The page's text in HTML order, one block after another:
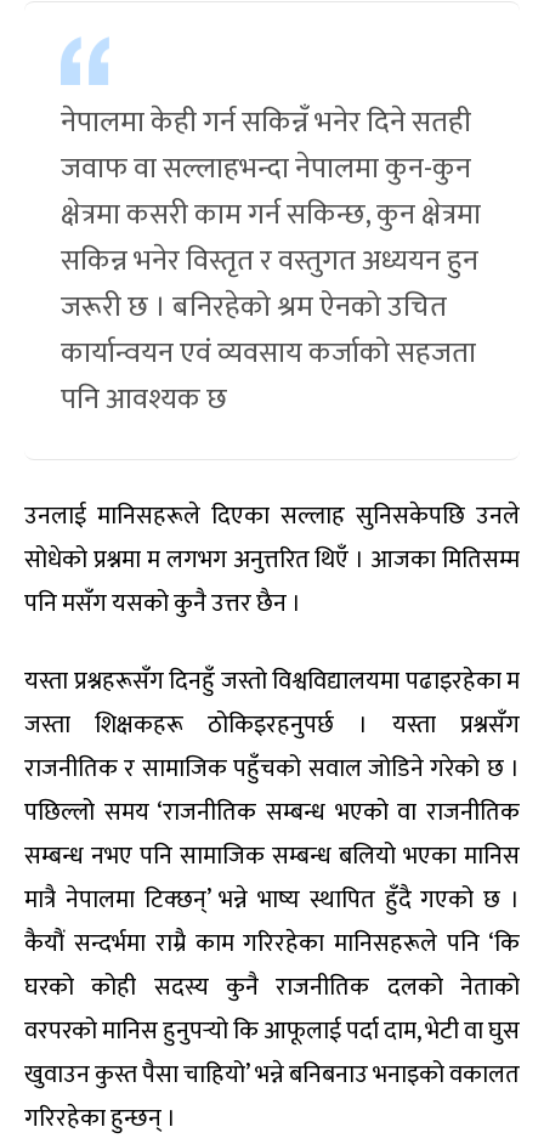
नेपालमा केही गर्न सकिन्नँ भनेर दिने सतही
जवाफ वा सल्लाहभन्दा नेपालमा कुन-कुन
क्षेत्रमा कसरी काम गर्न सकिन्छ, कुन क्षेत्रमा
सकिन्न भनेर विस्तृत र वस्तुगत अध्ययन हुन
जरूरी छ । बनिरहेको श्रम ऐनको उचित
कार्यान्वयन एवं व्यवसाय कर्जाको सहजता
पनि आवश्यक छ
उनलाई मानिसहरूले दिएका सल्लाह सुनिसकेपछि उनले
सोधेको प्रश्नमा म लगभग अनुत्तरित थिएँ । आजका मितिसम्म
पनि मसँग यसको कुनै उत्तर छैन ।
यस्ता प्रश्नहरूसँग दिनहुँ जस्तो विश्वविद्यालयमा पढाइरहेका म
जस्ता शिक्षकहरू ठोकिइरहनुपर्छ । यस्ता प्रश्नसँग
राजनीतिक र सामाजिक पहुँचको सवाल जोडिने गरेको छ ।
पछिल्लो समय ‘राजनीतिक सम्बन्ध भएको वा राजनीतिक
सम्बन्ध नभए पनि सामाजिक सम्बन्ध बलियो भएका मानिस
मात्रै नेपालमा टिक्छन्’ भन्ने भाष्य स्थापित हुँदै गएको छ ।
कैयौं सन्दर्भमा राम्रै काम गरिरहेका मानिसहरूले पनि ‘कि
घरको कोही सदस्य कुनै राजनीतिक दलको नेताको
वरपरको मानिस हुनुपर्‍यो कि आफूलाई पर्दा दाम, भेटी वा घुस
खुवाउन कुस्त पैसा चाहियो’ भन्ने बनिबनाउ भनाइको वकालत
गरिरहेका हुन्छन् ।